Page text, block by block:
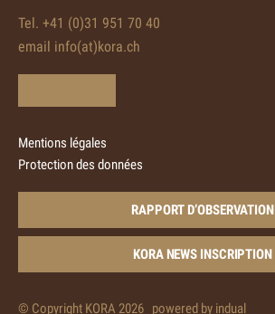
Tel. +41 (0)31 951 70 40
email info(at)kora.ch
© Copyright KORA 2026 powered by indual
Mentions légales
Protection des données
RAPPORT D’OBSERVATION
KORA NEWS INSCRIPTION